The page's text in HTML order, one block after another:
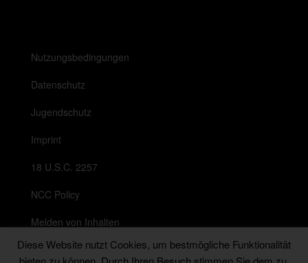
Nutzungsbedingungen
Datenschutz
Jugendschutz
Imprint
18 U.S.C. 2257
NCC Policy
Melden von Inhalten
Anti Spam Richtlinie
Diese Website nutzt Cookies, um bestmögliche Funktionalität